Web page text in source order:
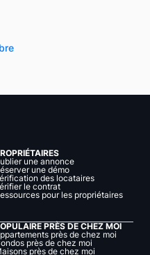
une annonce
une démo
des locataires
le contrat
pour les propriétaires
PRÈS DE CHEZ MOI
près de chez moi
près de chez moi
près de chez moi